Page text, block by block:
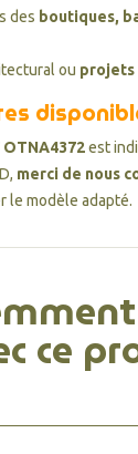
des boutiques,
ou projets
est
merci de nous
le modèle adapté.
ce